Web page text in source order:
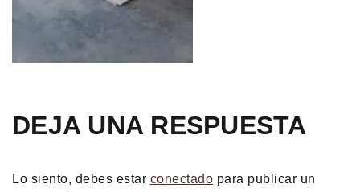
DEJA UNA RESPUESTA
Lo siento, debes estar conectado para publicar un